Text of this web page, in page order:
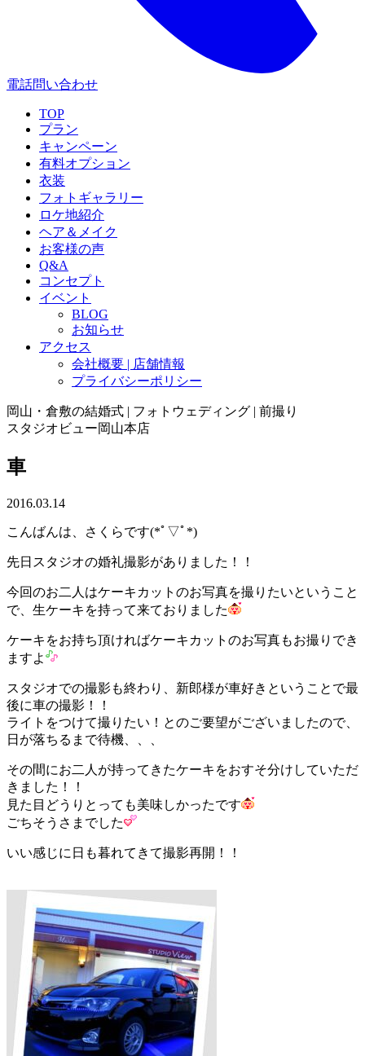
電話問い合わせ
TOP
プラン
キャンペーン
有料オプション
衣装
フォトギャラリー
ロケ地紹介
ヘア＆メイク
お客様の声
Q&A
コンセプト
イベント
BLOG
お知らせ
アクセス
会社概要 | 店舗情報
プライバシーポリシー
岡山・倉敷の結婚式 | フォトウェディング | 前撮り
スタジオビュー岡山本店
車
2016.03.14
こんばんは、さくらです(*ﾟ▽ﾟ*)
先日スタジオの婚礼撮影がありました！！
今回のお二人はケーキカットのお写真を撮りたいということ
で、生ケーキを持って来ておりました
ケーキをお持ち頂ければケーキカットのお写真もお撮りでき
ますよ
スタジオでの撮影も終わり、新郎様が車好きということで最
後に車の撮影！！
ライトをつけて撮りたい！とのご要望がございましたので、
日が落ちるまで待機、、、
その間にお二人が持ってきたケーキをおすそ分けしていただ
きました！！
見た目どうりとっても美味しかったです
ごちそうさまでした
いい感じに日も暮れてきて撮影再開！！